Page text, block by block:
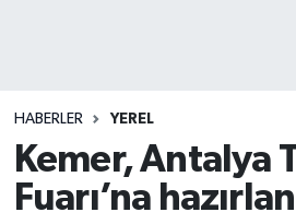
HABERLER YEREL
Kemer, Antalya
Fuarı’na